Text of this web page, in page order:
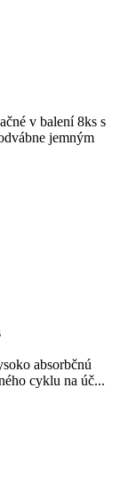
v balení 8ks s
jemným
absorbčnú
cyklu na úč...